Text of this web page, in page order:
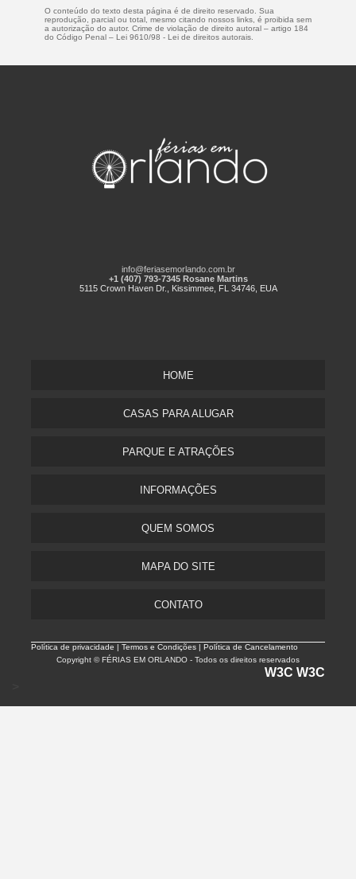
O conteúdo do texto desta página é de direito reservado. Sua
reprodução, parcial ou total, mesmo citando nossos links, é proibida sem
a autorização do autor. Crime de violação de direito autoral – artigo 184
do Código Penal – Lei 9610/98 - Lei de direitos autorais
info@feriasemorlando.com.br
+1 (407) 793-7345 Rosane Martins
5115 Crown Haven Dr., Kissimmee, FL 34746, EUA
HOME
CASAS PARA ALUGAR
PARQUE E ATRAÇÕES
INFORMAÇÕES
QUEM SOMOS
MAPA DO SITE
CONTATO
Política de privacidade |Termos e Condições | Política de Cancelamento
Copyright © FÉRIAS EM ORLANDO - Todos os direitos reservados
W3C W3C